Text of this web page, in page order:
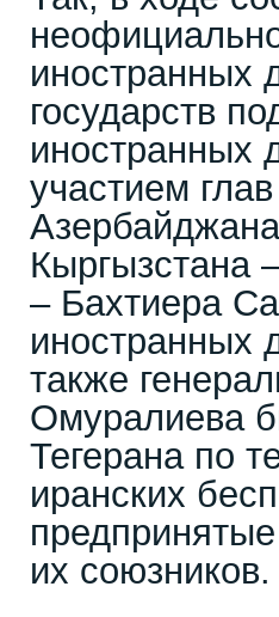
иностранных
государств
иностранных
участием
Кыргызстана
– Бахтиера
иностранных
также
Омуралиева
Тегерана по
иранских
их союзников.